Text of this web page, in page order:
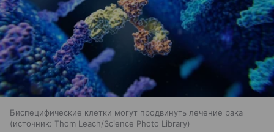
Биспецифические клетки могут продвинуть лечение рака
источник: Thom Leach/Science Photo Library